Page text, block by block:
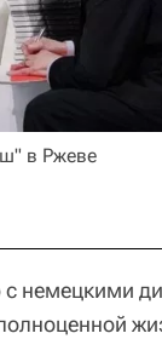
в Ржеве
немецкими